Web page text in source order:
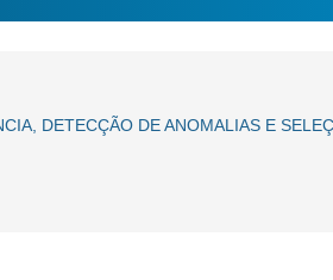
DETECÇÃO DE ANOMALIAS E